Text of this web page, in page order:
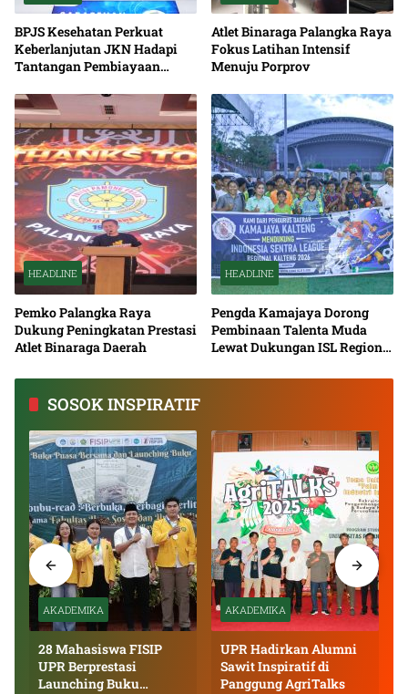
BPJS Kesehatan Perkuat
Keberlanjutan JKN Hadapi
Tantangan Pembiayaan
Atlet Binaraga Palangka Raya
Fokus Latihan Intensif
Menuju Porprov
HEADLINE
Pemko Palangka Raya
Dukung Peningkatan Prestasi
Atlet Binaraga Daerah
HEADLINE
Pengda Kamajaya Dorong
Pembinaan Talenta Muda
Lewat Dukungan ISL Regional
SOSOK INSPIRATIF
AKADEMIKA
28 Mahasiswa FISIP
UPR Berprestasi
Launching Buku
AKADEMIKA
UPR Hadirkan Alumni
Sawit Inspiratif di
Panggung AgriTalks